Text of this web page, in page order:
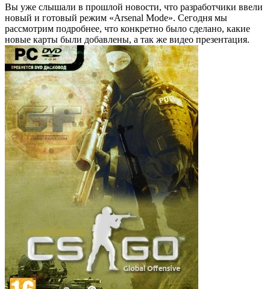
Вы уже слышали в прошлой новости, что разработчики ввели
новый и готовый режим «Arsenal Mode». Сегодня мы
рассмотрим подробнее, что конкретно было сделано, какие
новые карты были добавлены, а так же видео презентация.